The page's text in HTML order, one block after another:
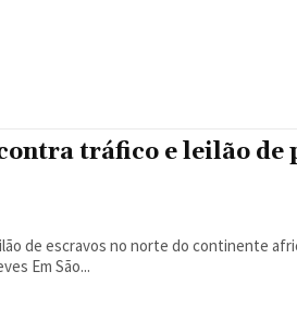
tráfico e leilão de
de escravos no norte do continente
Samantha Neves Em São...